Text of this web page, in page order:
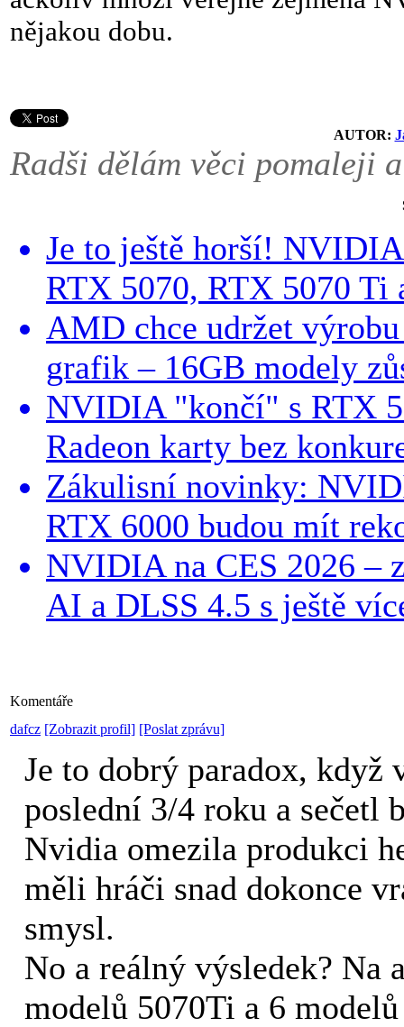
nějakou dobu.
AUTOR:
Radši dělám věci pomaleji
Je to ještě horší!
RTX 5070, RTX 5070
AMD chce udržet
grafik – 16GB modely
NVIDIA "končí" s RTX
Radeon karty bez
Zákulisní novinky:
RTX 6000 budou mít
NVIDIA na CES 2026 –
AI a DLSS 4.5 s ještě
Komentáře
dafcz [Zobrazit profil] [Poslat zprávu]
Je to dobrý paradox, když
poslední 3/4 roku a sečetl
Nvidia omezila produkci
měli hráči snad dokonce
smysl.
No a reálný výsledek? Na
modelů 5070Ti a 6